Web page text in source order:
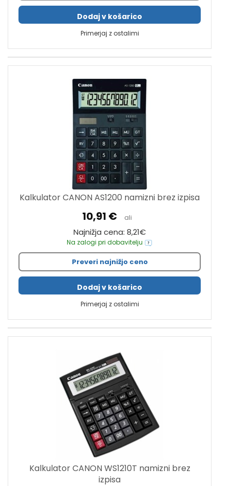
Dodaj v košarico
Primerjaj z ostalimi
Kalkulator CANON AS1200 namizni brez izpisa
10,91 € ali
Najnižja cena: 8,21€
Na zalogi pri dobavitelju
Preveri najnižjo ceno
Dodaj v košarico
Primerjaj z ostalimi
Kalkulator CANON WS1210T namizni brez
izpisa